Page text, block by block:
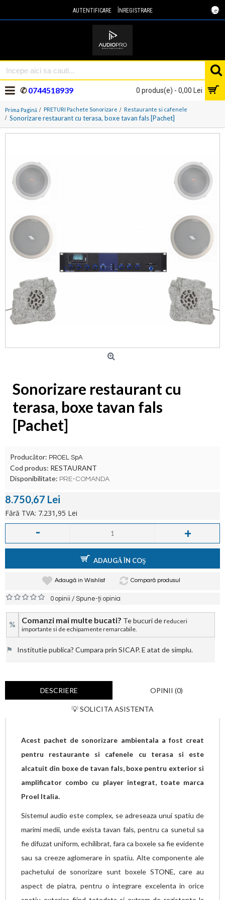
Lei
AUTENTIFICARE ÎNREGISTRARE
0 produs(e) - 0,00 Lei
✆0744518939
Prima Pagină PRETURI Pachete Sonorizare Restaurante si cafenele
Sonorizare restaurant cu terasa, boxe tavan fals [Pachet]
Sonorizare restaurant cu
terasa, boxe tavan fals
[Pachet]
Producător: PROEL SpA
Cod produs: RESTAURANT
Disponibilitate: PRE-COMANDA
8.750,67 Lei
Fără TVA: 7.231,95 Lei
- +
ADAUGĂ ÎN COŞ
Adaugă in Wishlist Compară produsul
0 opinii /Spune-ţi opinia
% Comanzi mai multe bucati? Te bucuri de reduceri
importante si de echipamente remarcabile.
⚑ Institutie publica? Cumpara prin SICAP. E atat de simplu.
DESCRIERE OPINII (0)
💡 SOLICITA ASISTENTA
Acest pachet de sonorizare ambientala a fost creat
pentru restaurante si cafenele cu terasa si este
alcatuit din boxe de tavan fals, boxe pentru exterior si
amplificator combo cu player integrat, toate marca
Proel Italia.
Sistemul audio este complex, se adreseaza unui spatiu de
marimi medii, unde exista tavan fals, pentru ca sunetul sa
fie difuzat uniform, echilibrat, fara ca boxele sa fie evidente
sau sa creeze aglomerare in spatiu. Alte componente ale
pachetului de sonorizare sunt boxele STONE, care au
aspect de piatra, pentru o integrare excelenta in orice